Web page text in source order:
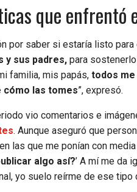
que enfrentó
por saber si estaría listo para
y sus padres, para
familia, mis papás, todos me
cómo las tomes”, expresó.
vio comentarios e
. Aunque aseguró que
las que me ponían con
algo así?’ A mí me da
yo suelo reírme de ese